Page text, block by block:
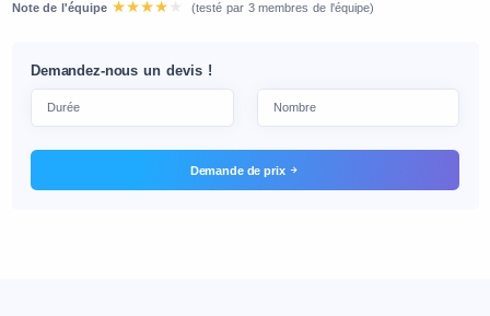
Note de l'équipe (testé par 3 membres de l'équipe)
Demandez-nous un devis !
Demande de prix